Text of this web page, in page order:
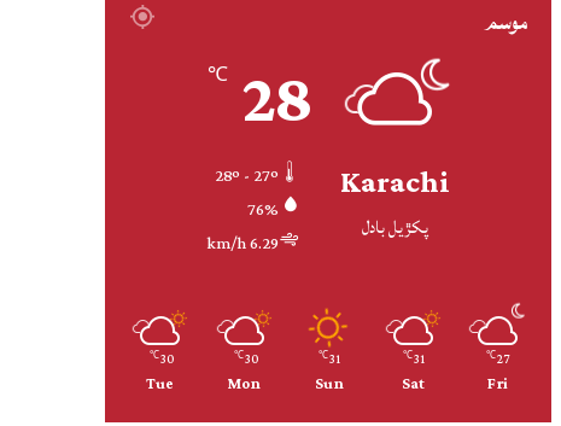
موسم
Karachi
پکڙيل بادل
28
℃
76%
6.29 km/h
27
℃
Fri
31
℃
Sat
31
℃
Sun
30
℃
Mon
30
℃
Tue